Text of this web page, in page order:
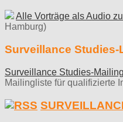
Alle Vorträge als Audio
Hamburg)
Surveillance Studies-
Surveillance Studies-
Mailingliste für qualifizierte